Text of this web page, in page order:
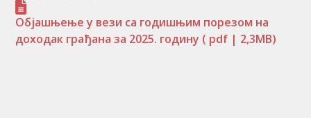
Објашњење у вези са годишњим порезом на
доходак грађана за 2025. годину ( pdf | 2,3MB)